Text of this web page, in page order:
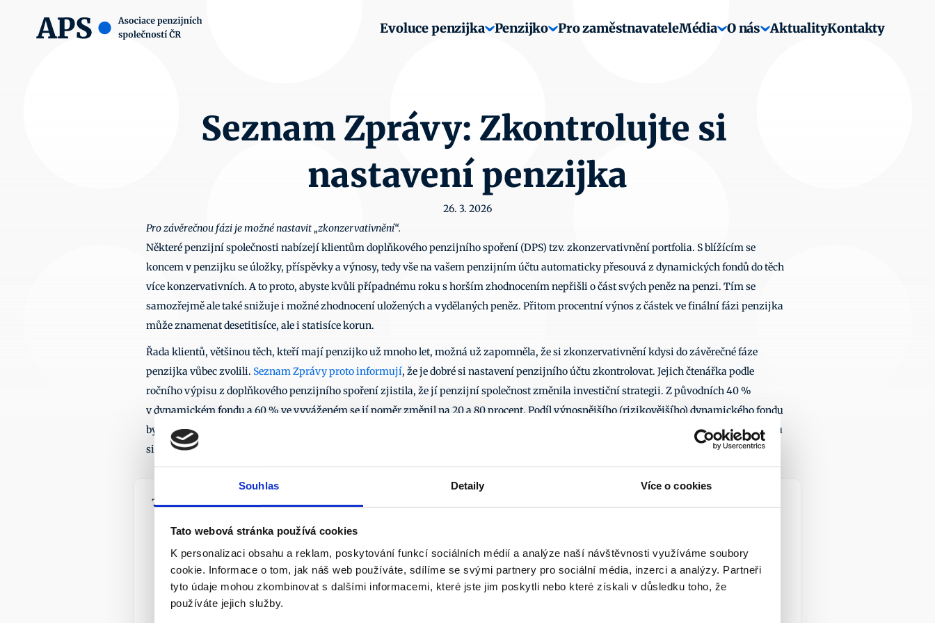
Souhlas Detaily Více o cookies
Tato webová stránka používá cookies
K personalizaci obsahu a reklam, poskytování funkcí sociálních médií a analýze naší návštěvnosti využíváme soubory
cookie. Informace o tom, jak náš web používáte, sdílíme se svými partnery pro sociální média, inzerci a analýzy. Partneři
tyto údaje mohou zkombinovat s dalšími informacemi, které jste jim poskytli nebo které získali v důsledku toho, že
používáte jejich služby.
Evoluce penzijka Penzijko Pro zaměstnavateleMédia O nás AktualityKontakty
Seznam Zprávy: Zkontrolujte si
nastavení penzijka
26. 3. 2026
Pro závěrečnou fázi je možné nastavit „zkonzervativnění“.
Některé penzijní společnosti nabízejí klientům doplňkového penzijního spoření (DPS) tzv. zkonzervativnění portfolia. S blížícím se
koncem v penzijku se úložky, příspěvky a výnosy, tedy vše na vašem penzijním účtu automaticky přesouvá z dynamických fondů do těch
více konzervativních. A to proto, abyste kvůli případnému roku s horším zhodnocením nepřišli o část svých peněz na penzi. Tím se
samozřejmě ale také snižuje i možné zhodnocení uložených a vydělaných peněz. Přitom procentní výnos z částek ve finální fázi penzijka
může znamenat desetitisíce, ale i statisíce korun.
Řada klientů, většinou těch, kteří mají penzijko už mnoho let, možná už zapomněla, že si zkonzervativnění kdysi do závěrečné fáze
penzijka vůbec zvolili. Seznam Zprávy proto informují, že je dobré si nastavení penzijního účtu zkontrolovat. Jejich čtenářka podle
ročního výpisu z doplňkového penzijního spoření zjistila, že jí penzijní společnost změnila investiční strategii. Z původních 40 %
v dynamickém fondu a 60 % ve vyváženém se jí poměr změnil na 20 a 80 procent. Podíl výnosnějšího (rizikovějšího) dynamického fondu
byl snížen ve prospěch vyváženého fondu, který peníze zhodnocuje méně. Pokud si nejste jisti, jak jste si při podpisu smlouvy o penzijku
situaci posledních let nastavili, zkontrolujte si svou smlouvu. Některé penzijní společnosti tuto funkci označují jako „autopilot“.
Další články
7. 8. 2026